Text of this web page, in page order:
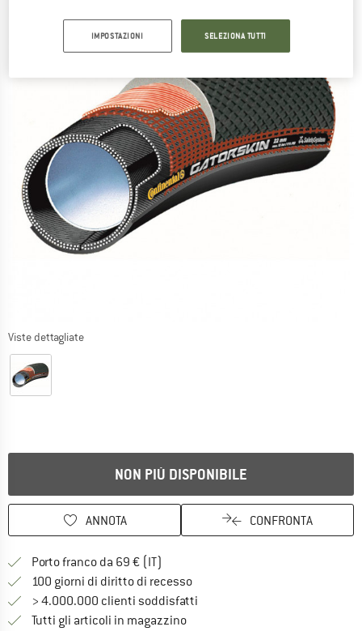
Viste dettagliate
NON PIÙ DISPONIBILE
ANNOTA CONFRONTA
Porto franco da 69 € (IT)
100 giorni di diritto di recessoVai alla politica di recesso qui
> 4.000.000 clienti soddisfatti
Tutti gli articoli in magazzino
IMPOSTAZIONI SELEZIONA TUTTI